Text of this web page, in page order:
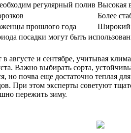
регулярный полив Высокая
Более
прошлого года
Широкий
посадки могут быть
и сентябре, учитывая
Важно выбирать сорта,
но почва еще достаточно
При этом эксперты советуют
пережить зиму.